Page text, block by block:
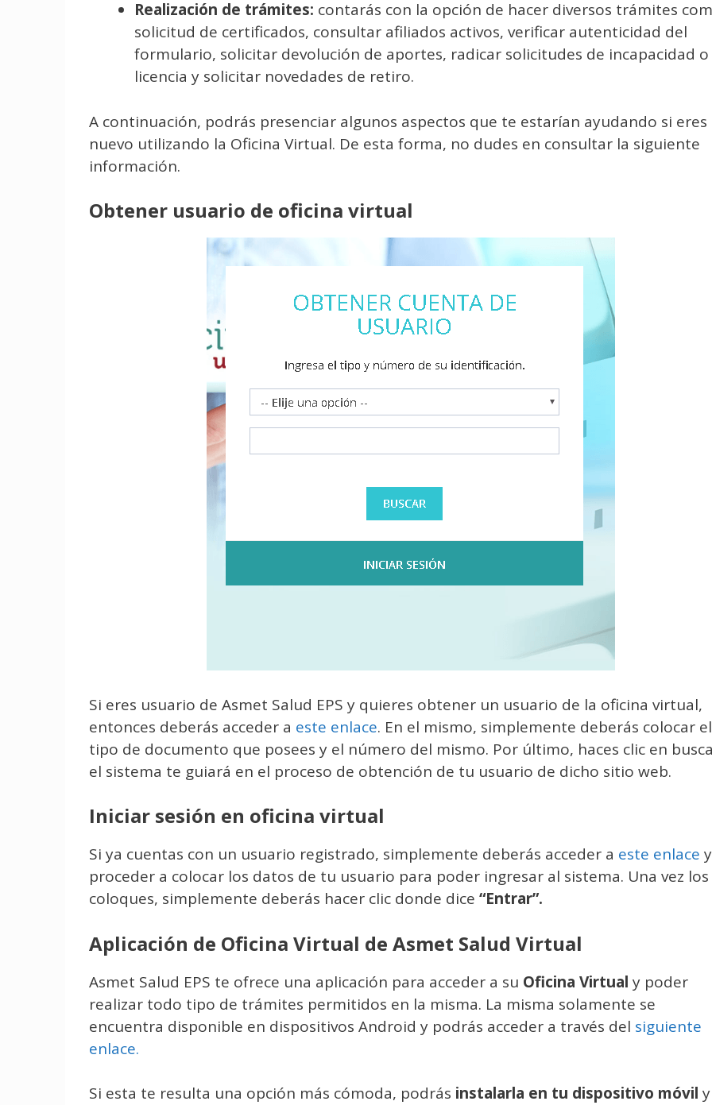
Realización de trámites: contarás con la opción de hacer diversos trámites
solicitud de certificados, consultar afiliados activos, verificar autenticidad del
formulario, solicitar devolución de aportes, radicar solicitudes de incapacidad
licencia y solicitar novedades de retiro.
A continuación, podrás presenciar algunos aspectos que te estarían ayudando si eres
nuevo utilizando la Oficina Virtual. De esta forma, no dudes en consultar la siguiente
información.
Obtener usuario de oficina virtual
Si eres usuario de Asmet Salud EPS y quieres obtener un usuario de la oficina virtual,
entonces deberás acceder a este enlace. En el mismo, simplemente deberás colocar el
tipo de documento que posees y el número del mismo. Por último, haces clic en
el sistema te guiará en el proceso de obtención de tu usuario de dicho sitio web.
Iniciar sesión en oficina virtual
Si ya cuentas con un usuario registrado, simplemente deberás acceder a este enlace y
proceder a colocar los datos de tu usuario para poder ingresar al sistema. Una vez los
coloques, simplemente deberás hacer clic donde dice “Entrar”.
Aplicación de Oficina Virtual de Asmet Salud Virtual
Asmet Salud EPS te ofrece una aplicación para acceder a su Oficina Virtual y poder
realizar todo tipo de trámites permitidos en la misma. La misma solamente se
encuentra disponible en dispositivos Android y podrás acceder a través del siguiente
enlace.
Si esta te resulta una opción más cómoda, podrás instalarla en tu dispositivo móvil y